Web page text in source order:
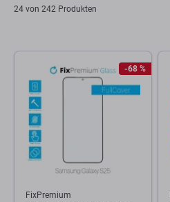
24 von 242 Produkten
-68 %
FixPremium